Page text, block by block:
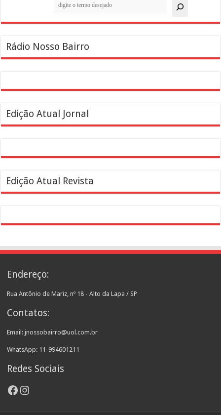
Rádio Nosso Bairro
Edição Atual Jornal
Edição Atual Revista
Endereço:
Rua Antônio de Mariz, nº 18 - Alto da Lapa / SP
Contatos:
Email: jnossobairro@uol.com.br
WhatsApp: 11-994601211
Redes Sociais
Facebook
Instagram